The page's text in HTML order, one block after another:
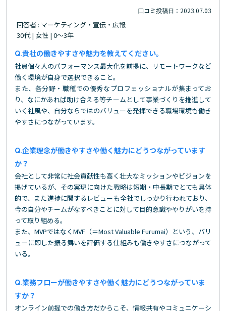
口コミ投稿日：2023.07.03
回答者 : マーケティング・宣伝・広報
30代 | 女性 | 0～3年
貴社の働きやすさや魅力を教えてください。
社員個々人のパフォーマンス最大化を前提に、リモートワークなど
働く環境が自身で選択できること。
また、各分野・職種での優秀なプロフェッショナルが集まってお
り、なにかあれば助け合える等チームとして事業づくりを推進して
いく社風や、自分ならではのバリューを発揮できる職場環境も働き
やすさにつながっています。
企業理念が働きやすさや働く魅力にどうつながっています
か？
会社として非常に社会貢献性も高く壮大なミッションやビジョンを
掲げているが、その実現に向けた戦略は短期・中長期でとても具体
的で、また進捗に関するレビューも全社でしっかり行われており、
今の自分やチームがなすべきことに対して目的意識ややりがいを持
って取り組める。
また、MVPではなくMVF（＝Most Valuable Furumai）という、バリ
ューに即した振る舞いを評価する仕組みも働きやすさにつながって
いる。
業務フローが働きやすさや働く魅力にどうつながっていま
すか？
オンライン前提での働き方だからこそ、情報共有やコミュニケーシ